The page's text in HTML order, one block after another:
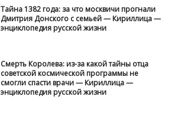
Тайна 1382 года: за что москвичи прогнали
Дмитрия Донского с семьей — Кириллица —
энциклопедия русской жизни
Смерть Королева: из-за какой тайны отца
советской космической программы не
смогли спасти врачи — Кириллица —
энциклопедия русской жизни